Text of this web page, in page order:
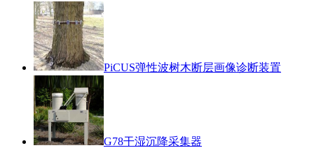
PiCUS弹性波树木断层画像诊断装置
G78干湿沉降采集器